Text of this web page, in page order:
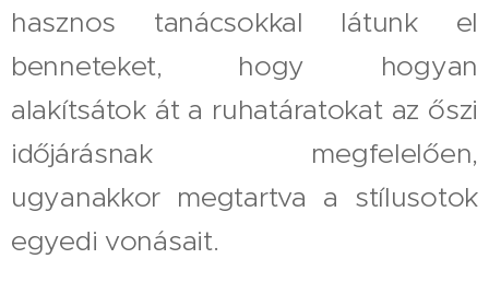
hasznos tanácsokkal látunk el
benneteket, hogy hogyan
alakítsátok át a ruhatáratokat az őszi
időjárásnak megfelelően,
ugyanakkor megtartva a stílusotok
egyedi vonásait.